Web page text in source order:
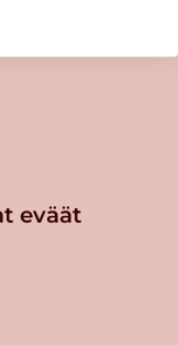
eväät